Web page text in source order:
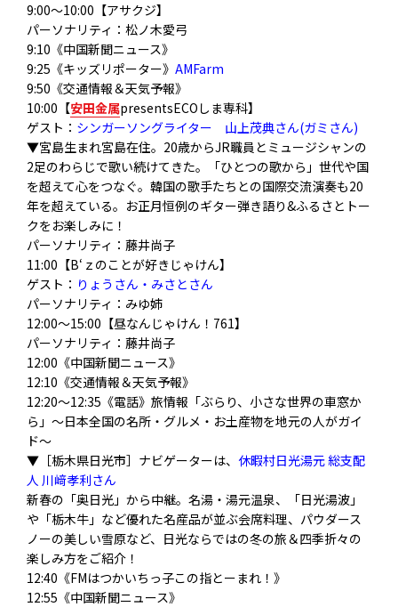
9:00～10:00【アサクジ】
パーソナリティ：松ノ木愛弓
9:10《中国新聞ニュース》
9:25《キッズリポーター》 AMFarm
9:50《交通情報＆天気予報》
10:00【安田金属presentsECOしま専科】
ゲスト： シンガーソングライター 山上茂典さん(ガミさん)
▼宮島生まれ宮島在住。 20歳からJR職員とミュージシャンの
2足のわらじで歌い続けて きた。「ひとつの歌から」世代や国
を超えて心をつなぐ。 韓国の歌手たちとの国際交流演奏も20
年を超えている。 お正月恒例のギター弾き語り&ふるさとトー
クをお楽しみに！
パーソナリティ：藤井尚子
11:00【B‘ｚのことが好きじゃけん】
ゲスト： りょうさん・みさとさん
パーソナリティ ：みゆ姉
12:00～15:00【昼なんじゃけん！761】
パーソナリティ：藤井尚子
12:00《中国新聞ニュース》
12:10《交通情報＆天気予報》
12:20〜12:35《電話》旅情報「ぶらり、小さな世界の車窓か
ら」〜日本全国の名所・グルメ・お土産物を地元の人がガイ
ド〜
▼［栃木県日光市］ナビゲーターは、 休暇村日光湯元 総支配
人 川﨑孝利さん
新春の「奥日光」から中継。名湯・湯元温泉、「日光湯波」
や「栃木牛」など優れた名産品が並ぶ会席料理、 パウダース
ノーの美しい雪原など、日光ならではの冬の旅＆四季折々の
楽しみ方をご紹介！
12:40《FMはつかいちっ子この指とーまれ！》
12:55《中国新聞ニュース》